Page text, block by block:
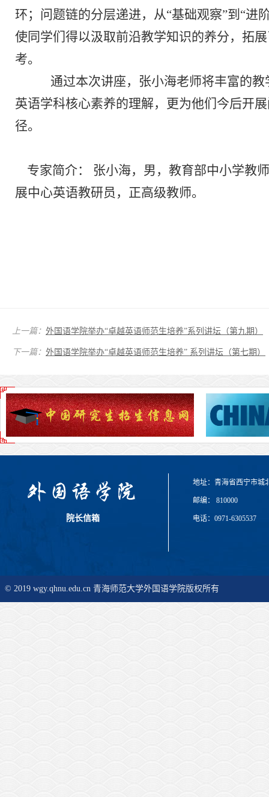
环；问题链的分层递进，从“基础观察”到“进
使同学们得以汲取前沿教学知识的养分，拓
考。
通过本次讲座， 张小海老师将丰富的
英语学科核心素养的理解，更为他们今后开
径。
专家简介：
张小海，男，教育部中小学教师
展中心英语教研员，正高级教师。
上一篇： 外国语学院举办“卓越英语师范生培养”系列讲坛（第九期）
下一篇： 外国语学院举办“卓越英语师范生培养” 系列讲坛（第七期）
院长信箱
地址：青海省西宁市城
邮编： 810000
电话：0971-6305537
© 2019 wgy.qhnu.edu.cn 青海师范大学外国语学院版权所有